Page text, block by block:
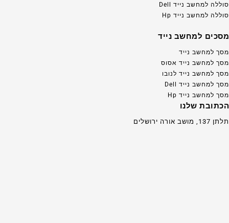
סוללה למחשב נייד Dell
סוללה למחשב נייד Hp
מסכים למחשב נייד
מסך למחשב נייד
מסך למחשב נייד אסוס
מסך למחשב נייד לנובו
מסך למחשב נייד Dell
מסך למחשב נייד Hp
הכתובת שלנו
תלתן 137, מושב אורה ירושלים